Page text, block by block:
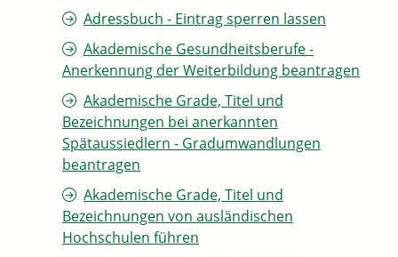
Adressbuch - Eintrag sperren lassen
Akademische Gesundheitsberufe -
Anerkennung der Weiterbildung beantragen
Akademische Grade, Titel und
Bezeichnungen bei anerkannten
Spätaussiedlern - Gradumwandlungen
beantragen
Akademische Grade, Titel und
Bezeichnungen von ausländischen
Hochschulen führen